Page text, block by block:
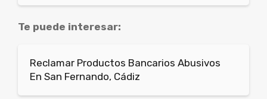
Te puede interesar:
Reclamar Productos Bancarios Abusivos
En San Fernando, Cádiz